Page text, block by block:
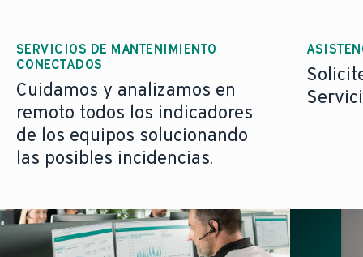
SERVICIOS DE MANTENIMIENTO
CONECTADOS
Cuidamos y analizamos en
remoto todos los indicadores
de los equipos solucionando
las posibles incidencias.